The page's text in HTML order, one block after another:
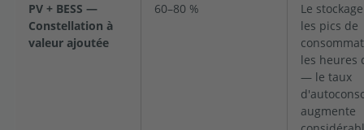
PV + BESS —
Constellation à
valeur ajoutée
60–80 %
Le
les pics de
les heures
— le taux
augmente